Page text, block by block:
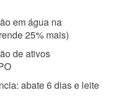
em água na
25% mais)
de ativos
abate 6 dias e leite